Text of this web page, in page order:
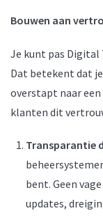
Bouwen aan
Je kunt pas
Dat betekent dat
overstapt naar
klanten dit
Transparantie
bent. Geen
updates,